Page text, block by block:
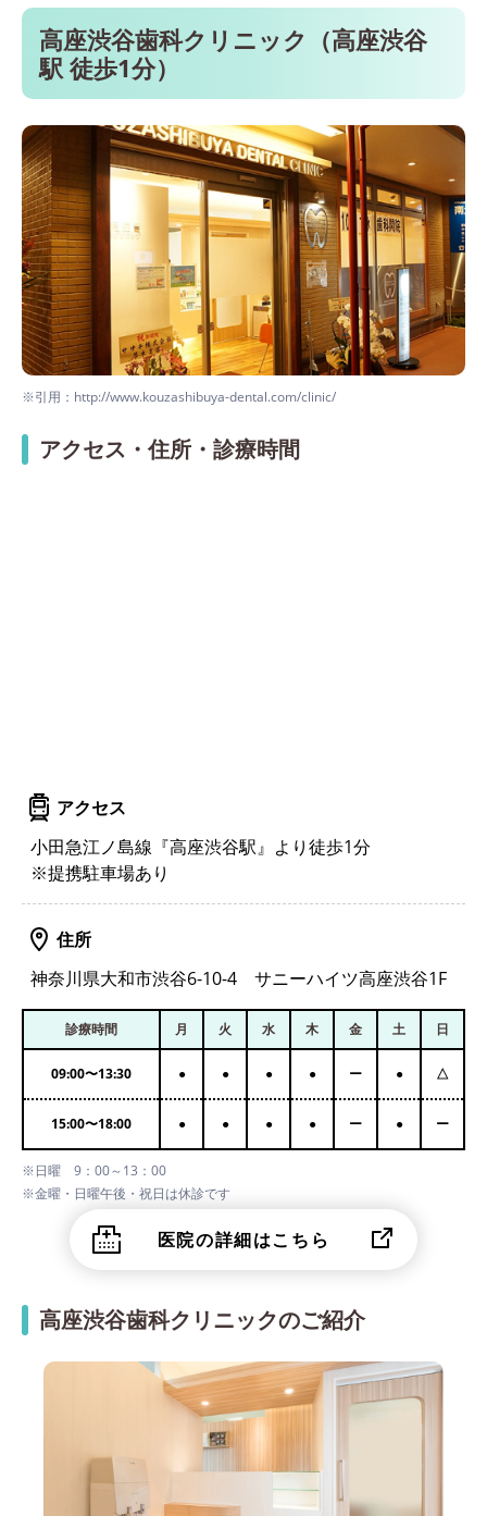
高座渋谷歯科クリニック（高座渋谷
駅 徒歩1分）
※引用：http://www.kouzashibuya-dental.com/clinic/
アクセス・住所・診療時間
アクセス
小田急江ノ島線『高座渋谷駅』より徒歩1分
※提携駐車場あり
住所
神奈川県大和市渋谷6-10-4 サニーハイツ高座渋谷1F
診療時間 月 火 水 木 金 土 日
09:00〜13:30 ● ● ● ● ー ● △
15:00〜18:00 ● ● ● ● ー ● ー
※日曜 9：00～13：00
※金曜・日曜午後・祝日は休診です
医院の詳細はこちら
高座渋谷歯科クリニックのご紹介